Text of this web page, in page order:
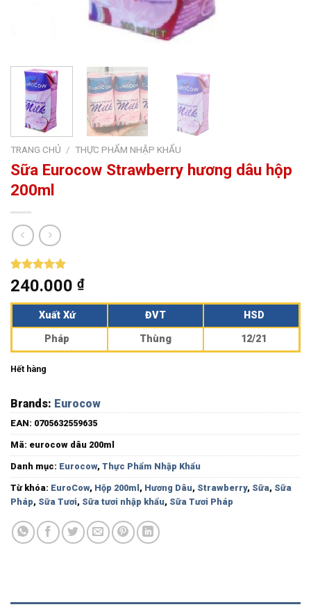
TRANG CHỦ / THỰC PHẨM NHẬP KHẨU
Sữa Eurocow Strawberry hương dâu hộp
200ml
5.00trên 5
dựa trên
3
đánh giá
240.000 ₫
Xuất Xứ ĐVT
HSD
Pháp
Thùng 12/21
Hết hàng
Brands: Eurocow
EAN: 0705632559635
Mã: eurocow dâu 200ml
Danh mục: Eurocow, Thực Phẩm Nhập Khẩu
Từ khóa: EuroCow, Hộp 200ml, Hương Dâu, Strawberry, Sữa, Sữa
Pháp, Sữa Tươi, Sữa tươi nhập khẩu, Sữa Tươi Pháp